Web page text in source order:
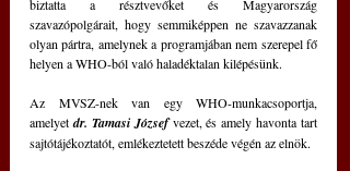
biztatta a résztvevőket és Magyarország
szavazópolgárait, hogy semmiképpen ne szavazzanak
olyan pártra, amelynek a programjában nem szerepel fő
helyen a WHO-ból való haladéktalan kilépésünk.
Az MVSZ-nek van egy WHO-munkacsoportja,
amelyet dr. Tamasi József vezet, és amely havonta tart
sajtótájékoztatót, emlékeztetett beszéde végén az elnök.